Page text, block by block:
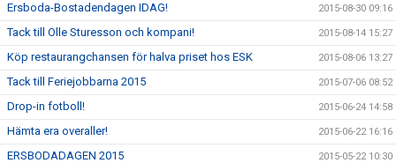
Ersboda-Bostadendagen IDAG! 2015-08-30 09:16
Tack till Olle Sturesson och kompani! 2015-08-14 15:27
Köp restaurangchansen för halva priset hos ESK 2015-08-06 13:27
Tack till Feriejobbarna 2015 2015-07-06 08:52
Drop-in fotboll! 2015-06-24 14:58
Hämta era overaller! 2015-06-22 16:16
ERSBODADAGEN 2015 2015-05-22 10:30